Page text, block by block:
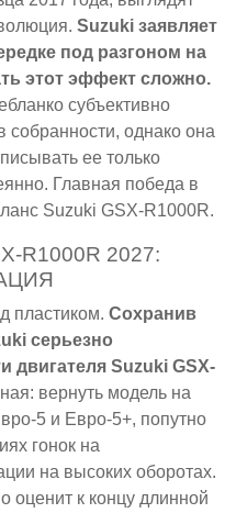
Suzuki заявляет
под разгоном на
этот эффект сложно.
субъективно
собранности, однако она
ее только
Главная победа в
Suzuki GSX-R1000R.
R1000R 2027:
пластиком. Сохранив
серьезно
двигателя Suzuki GSX-
вернуть модель на
5 и Евро-5+, попутно
гонок на
на высоких оборотах.
оценит к концу длинной